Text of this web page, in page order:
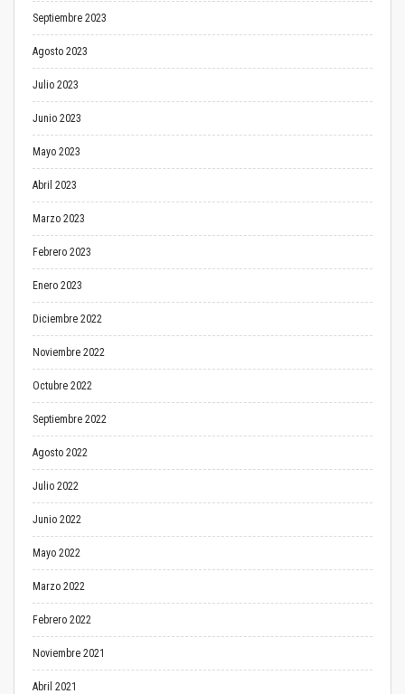
Septiembre 2023
Agosto 2023
Julio 2023
Junio 2023
Mayo 2023
Abril 2023
Marzo 2023
Febrero 2023
Enero 2023
Diciembre 2022
Noviembre 2022
Octubre 2022
Septiembre 2022
Agosto 2022
Julio 2022
Junio 2022
Mayo 2022
Marzo 2022
Febrero 2022
Noviembre 2021
Abril 2021